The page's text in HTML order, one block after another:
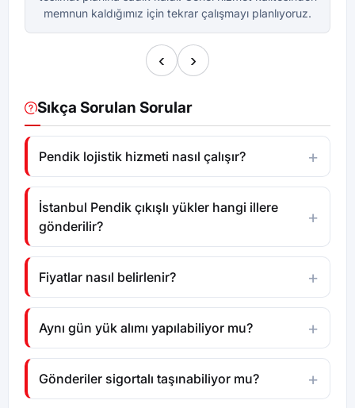
memnun kaldığımız için tekrar çalışmayı planlıyoruz.
‹ ›
Sıkça Sorulan Sorular
Pendik lojistik hizmeti nasıl çalışır?
İstanbul Pendik çıkışlı yükler hangi illere
gönderilir?
Fiyatlar nasıl belirlenir?
Aynı gün yük alımı yapılabiliyor mu?
Gönderiler sigortalı taşınabiliyor mu?